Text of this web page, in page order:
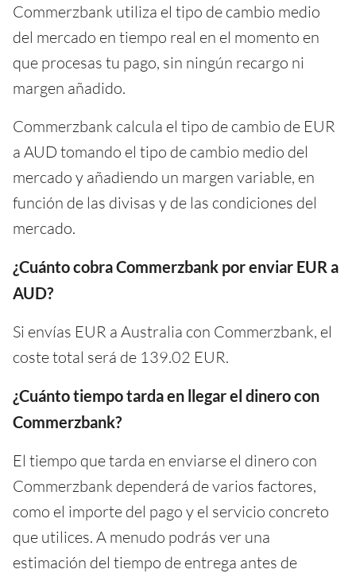
Commerzbank utiliza el tipo de cambio medio
del mercado en tiempo real en el momento en
que procesas tu pago, sin ningún recargo ni
margen añadido.
Commerzbank calcula el tipo de cambio de EUR
a AUD tomando el tipo de cambio medio del
mercado y añadiendo un margen variable, en
función de las divisas y de las condiciones del
mercado.
¿Cuánto cobra Commerzbank por enviar EUR a
AUD?
Si envías EUR a Australia con Commerzbank, el
coste total será de 139.02 EUR.
¿Cuánto tiempo tarda en llegar el dinero con
Commerzbank?
El tiempo que tarda en enviarse el dinero con
Commerzbank dependerá de varios factores,
como el importe del pago y el servicio concreto
que utilices. A menudo podrás ver una
estimación del tiempo de entrega antes de